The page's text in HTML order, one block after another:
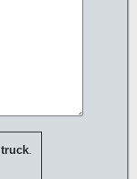
truck.